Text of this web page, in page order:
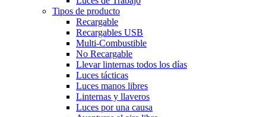
Tipos de producto
Recargable
Recargables USB
Multi-Combustible
No Recargable
Llevar linternas todos los días
Luces tácticas
Luces manos libres
Linternas y llaveros
Luces por una causa